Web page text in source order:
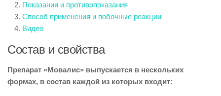
Показания и противопоказания
Способ применения и побочные реакции
Видео
Состав и свойства
Препарат «Мовалис» выпускается в нескольких
формах, в состав каждой из которых входит: